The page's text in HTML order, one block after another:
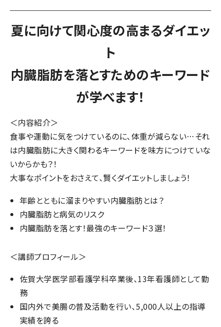
夏に向けて関心度の高まるダイエッ
ト
内臓脂肪を落とすためのキーワード
が学べます！
＜内容紹介＞
食事や運動に気をつけているのに、体重が減らない…それ
は内臓脂肪に大きく関わるキーワードを味方につけていな
いからかも？！
大事なポイントをおさえて、賢くダイエットしましょう！
年齢とともに溜まりやすい内臓脂肪とは？
内臓脂肪と病気のリスク
内臓脂肪を落とす！最強のキーワード３選！
＜講師プロフィール＞
佐賀大学医学部看護学科卒業後、13年看護師として勤
務
国内外で美腸の普及活動を行い、5,000人以上の指導
実績を誇る